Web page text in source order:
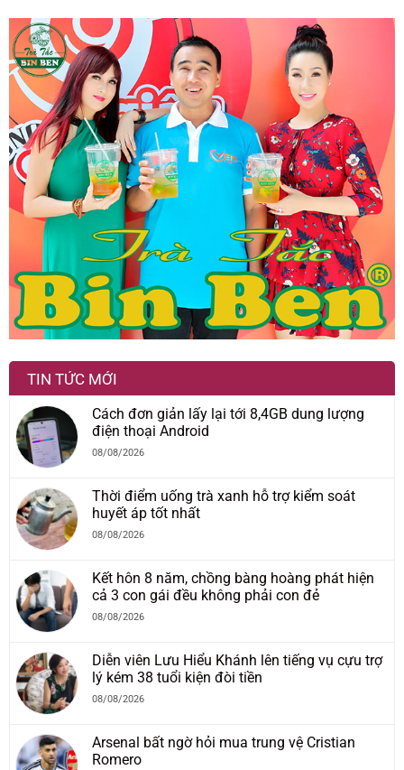
TIN TỨC MỚI
Cách đơn giản lấy lại tới 8,4GB dung lượng
điện thoại Android
08/08/2026
Thời điểm uống trà xanh hỗ trợ kiểm soát
huyết áp tốt nhất
08/08/2026
Kết hôn 8 năm, chồng bàng hoàng phát hiện
cả 3 con gái đều không phải con đẻ
08/08/2026
Diễn viên Lưu Hiểu Khánh lên tiếng vụ cựu trợ
lý kém 38 tuổi kiện đòi tiền
08/08/2026
Arsenal bất ngờ hỏi mua trung vệ Cristian
Romero